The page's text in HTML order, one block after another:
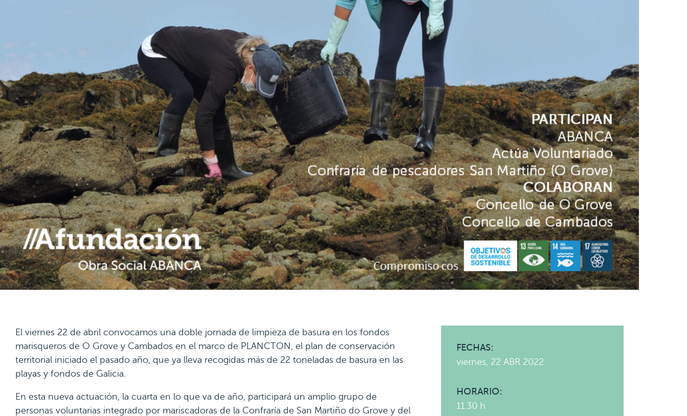
El viernes 22 de abril convocamos una doble jornada de limpieza de basura en los fondos
marisqueros de O Grove y Cambados en el marco de PLANCTON, el plan de conservación
territorial iniciado el pasado año, que ya lleva recogidas más de 22 toneladas de basura en las
playas y fondos de Galicia.
En esta nueva actuación, la cuarta en lo que va de año, participará un amplio grupo de
personas voluntarias integrado por mariscadoras de la Confraría de San Martiño do Grove y del
FECHAS:
viernes, 22 ABR 2022
HORARIO:
11.30 h